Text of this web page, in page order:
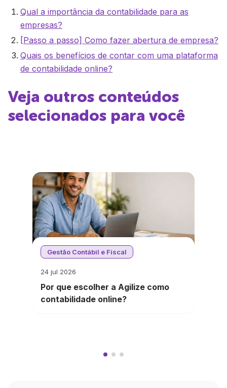
Qual a importância da contabilidade para as
empresas?
[Passo a passo] Como fazer abertura de empresa?
Quais os benefícios de contar com uma plataforma
de contabilidade online?
Veja outros conteúdos
selecionados para você
Gestão Contábil e Fiscal
24 jul 2026
Por que escolher a Agilize como
contabilidade online?